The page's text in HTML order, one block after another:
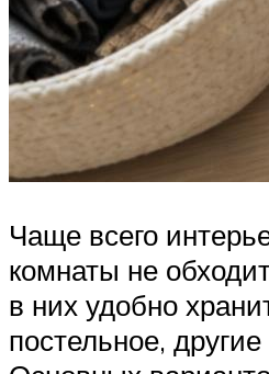
Чаще всего
комнаты не
в них удобно
постельное,